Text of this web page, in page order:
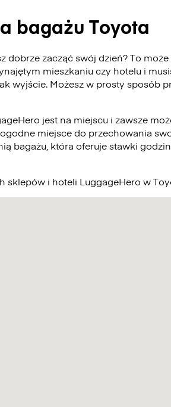
bagażu Toyota
dobrze zacząć swój dzień? To
mieszkaniu czy hotelu i
wyjście. Możesz w prosty sposób
jest na miejscu i zawsze
miejsce do przechowania
bagażu, która oferuje stawki
sklepów i hoteli LuggageHero w